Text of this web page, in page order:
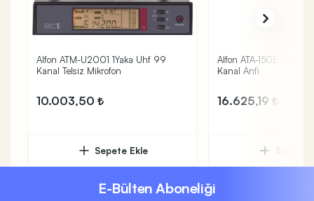
Alfon ATM-U2001 1Yaka Uhf 99
Kanal Telsiz Mikrofon
10.003,50
Sepete Ekle
Alfon ATA-150E TR
Kanal Anfi
16.625,19
E-Bülten Aboneliği